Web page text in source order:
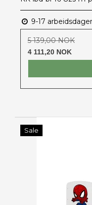
9-17 arbeidsdager
5 139,00 NOK
4 111,20 NOK
Sale